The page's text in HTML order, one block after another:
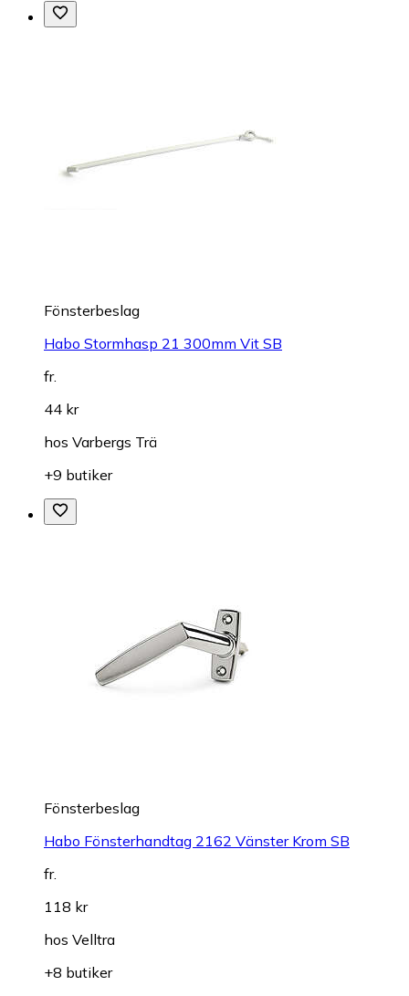
Fönsterbeslag
Habo Stormhasp 21 300mm Vit SB
fr.
44 kr
hos Varbergs Trä
+9 butiker
Fönsterbeslag
Habo Fönsterhandtag 2162 Vänster Krom SB
fr.
118 kr
hos Velltra
+8 butiker